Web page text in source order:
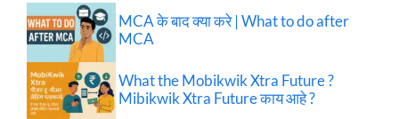
MCA के बाद क्या करे | What to do after
MCA
What the Mobikwik Xtra Future ?
Mibikwik Xtra Future काय आहे ?